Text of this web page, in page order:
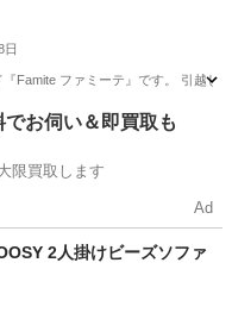
日
Famite ファミーテ』です。 引越
お伺い＆即買取も
限買取します
Ad
2人掛けビーズソファ